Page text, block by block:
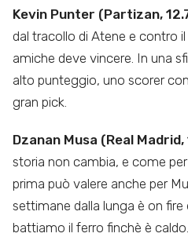
Kevin Punter (Partizan,
dal tracollo di Atene e contro
amiche deve vincere. In una
alto punteggio, uno scorer
gran pick.
Dzanan Musa (Real Madrid,
storia non cambia, e come
prima può valere anche per
settimane dalla lunga è on fire
battiamo il ferro finchè è caldo.